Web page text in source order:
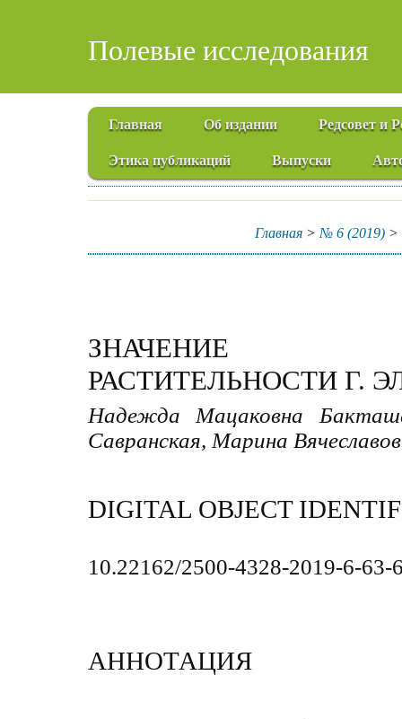
Полевые исследования
Главная Об издании Редсовет и
Этика публикаций Выпуски
Главная > № 6 (2019) >
ЗНАЧЕНИЕ
РАСТИТЕЛЬНОСТИ Г.
Надежда Мацаковна
Савранская, Марина
DIGITAL OBJECT
10.22162/2500-4328-2019-6-63-
АННОТАЦИЯ